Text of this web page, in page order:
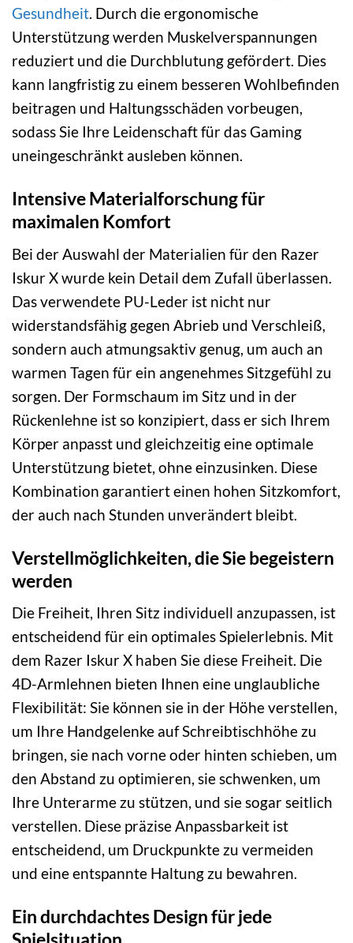
Gesundheit. Durch die ergonomische
Unterstützung werden Muskelverspannungen
reduziert und die Durchblutung gefördert. Dies
kann langfristig zu einem besseren Wohlbefinden
beitragen und Haltungsschäden vorbeugen,
sodass Sie Ihre Leidenschaft für das Gaming
uneingeschränkt ausleben können.
Intensive Materialforschung für
maximalen Komfort
Bei der Auswahl der Materialien für den Razer
Iskur X wurde kein Detail dem Zufall überlassen.
Das verwendete PU-Leder ist nicht nur
widerstandsfähig gegen Abrieb und Verschleiß,
sondern auch atmungsaktiv genug, um auch an
warmen Tagen für ein angenehmes Sitzgefühl zu
sorgen. Der Formschaum im Sitz und in der
Rückenlehne ist so konzipiert, dass er sich Ihrem
Körper anpasst und gleichzeitig eine optimale
Unterstützung bietet, ohne einzusinken. Diese
Kombination garantiert einen hohen Sitzkomfort,
der auch nach Stunden unverändert bleibt.
Verstellmöglichkeiten, die Sie begeistern
werden
Die Freiheit, Ihren Sitz individuell anzupassen, ist
entscheidend für ein optimales Spielerlebnis. Mit
dem Razer Iskur X haben Sie diese Freiheit. Die
4D-Armlehnen bieten Ihnen eine unglaubliche
Flexibilität: Sie können sie in der Höhe verstellen,
um Ihre Handgelenke auf Schreibtischhöhe zu
bringen, sie nach vorne oder hinten schieben, um
den Abstand zu optimieren, sie schwenken, um
Ihre Unterarme zu stützen, und sie sogar seitlich
verstellen. Diese präzise Anpassbarkeit ist
entscheidend, um Druckpunkte zu vermeiden
und eine entspannte Haltung zu bewahren.
Ein durchdachtes Design für jede